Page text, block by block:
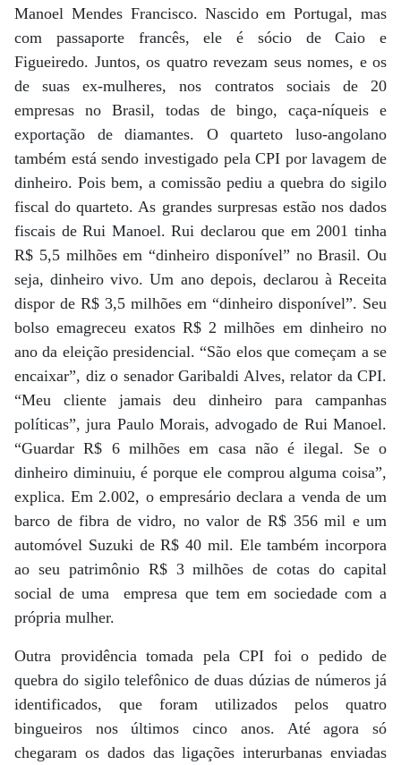
Manoel Mendes Francisco. Nascido em Portugal, mas
com passaporte francês, ele é sócio de Caio e
Figueiredo. Juntos, os quatro revezam seus nomes, e os
de suas ex-mulheres, nos contratos sociais de 20
empresas no Brasil, todas de bingo, caça-níqueis e
exportação de diamantes. O quarteto luso-angolano
também está sendo investigado pela CPI por lavagem de
dinheiro. Pois bem, a comissão pediu a quebra do sigilo
fiscal do quarteto. As grandes surpresas estão nos dados
fiscais de Rui Manoel. Rui declarou que em 2001 tinha
R$ 5,5 milhões em “dinheiro disponível” no Brasil. Ou
seja, dinheiro vivo. Um ano depois, declarou à Receita
dispor de R$ 3,5 milhões em “dinheiro disponível”. Seu
bolso emagreceu exatos R$ 2 milhões em dinheiro no
ano da eleição presidencial. “São elos que começam a se
encaixar”, diz o senador Garibaldi Alves, relator da CPI.
“Meu cliente jamais deu dinheiro para campanhas
políticas”, jura Paulo Morais, advogado de Rui Manoel.
“Guardar R$ 6 milhões em casa não é ilegal. Se o
dinheiro diminuiu, é porque ele comprou alguma coisa”,
explica. Em 2.002, o empresário declara a venda de um
barco de fibra de vidro, no valor de R$ 356 mil e um
automóvel Suzuki de R$ 40 mil. Ele também incorpora
ao seu patrimônio R$ 3 milhões de cotas do capital
social de uma empresa que tem em sociedade com a
própria mulher.
Outra providência tomada pela CPI foi o pedido de
quebra do sigilo telefônico de duas dúzias de números já
identificados, que foram utilizados pelos quatro
bingueiros nos últimos cinco anos. Até agora só
chegaram os dados das ligações interurbanas enviadas